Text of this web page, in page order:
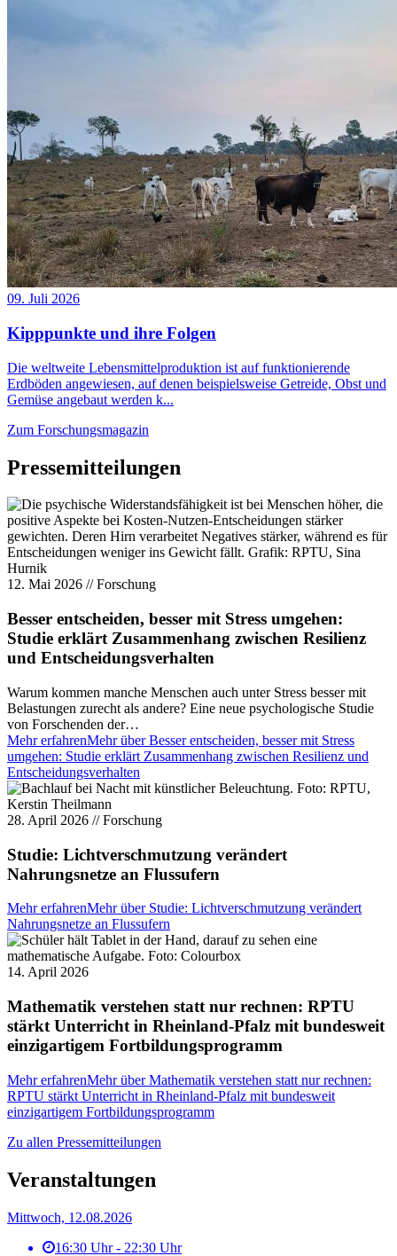
09. Juli 2026
Kipppunkte und ihre Folgen
Die weltweite Lebensmittelproduktion ist auf funktionierende
Erdböden angewiesen, auf denen beispielsweise Getreide, Obst und
Gemüse angebaut werden k...
Zum Forschungsmagazin
Pressemitteilungen
12. Mai 2026 //Forschung
Besser entscheiden, besser mit Stress umgehen:
Studie erklärt Zusammenhang zwischen Resilienz
und Entscheidungsverhalten
Warum kommen manche Menschen auch unter Stress besser mit
Belastungen zurecht als andere? Eine neue psychologische Studie
von Forschenden der…
Mehr erfahrenMehr über Besser entscheiden, besser mit Stress
umgehen: Studie erklärt Zusammenhang zwischen Resilienz und
Entscheidungsverhalten
28. April 2026 //Forschung
Studie: Lichtverschmutzung verändert
Nahrungsnetze an Flussufern
Mehr erfahrenMehr über Studie: Lichtverschmutzung verändert
Nahrungsnetze an Flussufern
14. April 2026
Mathematik verstehen statt nur rechnen: RPTU
stärkt Unterricht in Rheinland-Pfalz mit bundesweit
einzigartigem Fortbildungsprogramm
Mehr erfahrenMehr über Mathematik verstehen statt nur rechnen:
RPTU stärkt Unterricht in Rheinland-Pfalz mit bundesweit
einzigartigem Fortbildungsprogramm
Zu allen Pressemitteilungen
Veranstaltungen
Mittwoch, 12.08.2026
16:30 Uhr - 22:30 Uhr